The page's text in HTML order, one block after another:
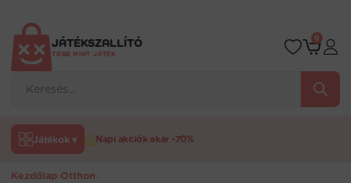
tartalomraJÁTÉKSZALLÍTÓ
TÖBB MINT JÁTÉK
search
0
Játékok ▾ Napi akciók akár -70%
Kezdőlap Otthon